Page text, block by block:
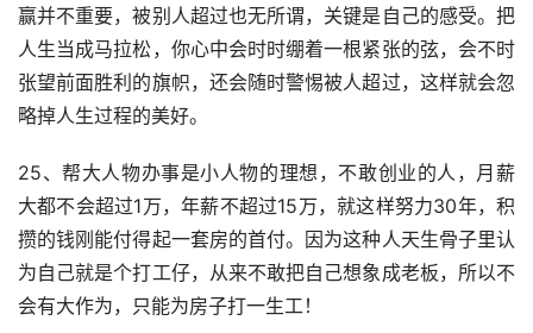
赢并不重要，被别人超过也无所谓，关键是自己的感受。把
人生当成马拉松，你心中会时时绷着一根紧张的弦，会不时
张望前面胜利的旗帜，还会随时警惕被人超过，这样就会忽
略掉人生过程的美好。
25、帮大人物办事是小人物的理想，不敢创业的人，月薪
大都不会超过1万，年薪不超过15万，就这样努力30年，积
攒的钱刚能付得起一套房的首付。因为这种人天生骨子里认
为自己就是个打工仔，从来不敢把自己想象成老板，所以不
会有大作为，只能为房子打一生工！